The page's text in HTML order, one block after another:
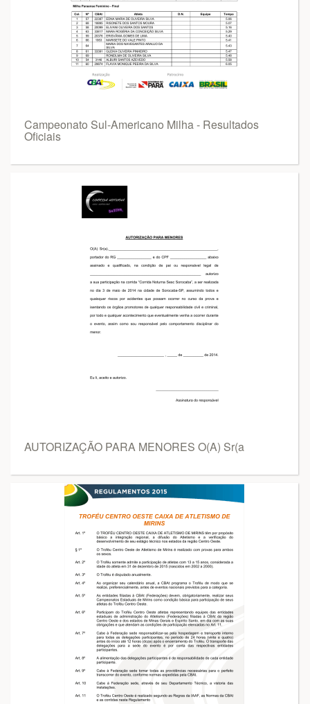
Campeonato Sul-Americano Milha - Resultados
Oficiais
AUTORIZAÇÃO PARA MENORES O(A) Sr(a